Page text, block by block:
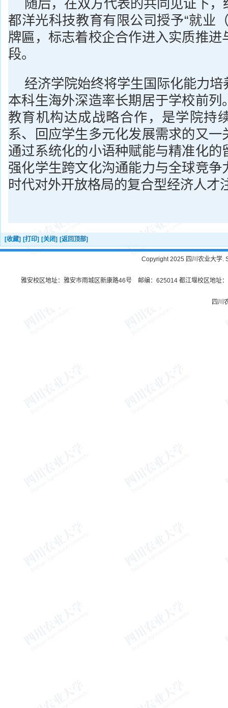
随后，在双方代表的共同见证下
都洋光科技教育有限公司授予“就业
牌匾，标志着校企合作进入实质推进
段。
经济学院始终将学生国际化能力
本科生海外深造率长期居于学校前列
教育机构达成战略合作，是学院持
系、回应学生多元化发展需求的又一
通过系统化的小语种赋能与精准化的
强化学生跨文化沟通能力与全球竞争
时代对外开放格局的复合型经济人才
[收藏] [打印] [关闭] [返回顶部]
Copyright 2025 四川农业大学.
雅安校区地址：雅安市雨城区新康路46号 邮编：625014 都江堰校区地址
四川